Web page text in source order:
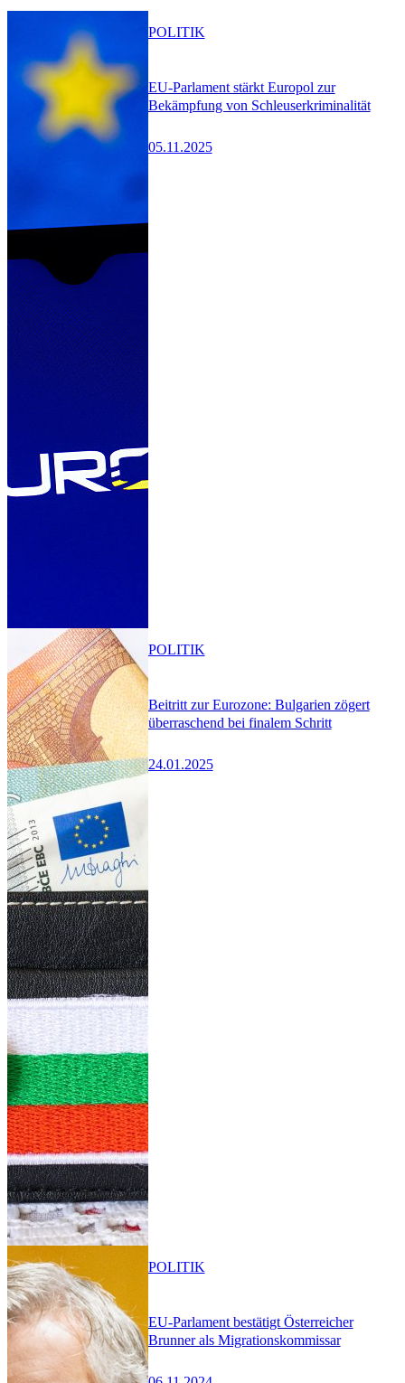
EU-Parlament stärkt Europol zur
Bekämpfung von Schleuserkriminalität
05.11.2025
POLITIK
Beitritt zur Eurozone: Bulgarien zögert
überraschend bei finalem Schritt
24.01.2025
POLITIK
EU-Parlament bestätigt Österreicher
Brunner als Migrationskommissar
POLITIK